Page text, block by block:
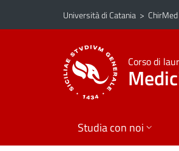
Vai al contenuto principale
Vai al menu di navigazione
Università di Catania > ChirMed
Corso di
Studia con noi